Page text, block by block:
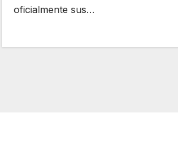
oficialmente sus…